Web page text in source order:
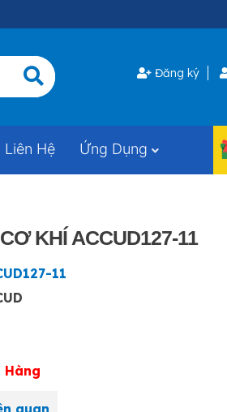
Đăng ký
Liên Hệ Ứng Dụng
KHÍ ACCUD127-11
11
quan